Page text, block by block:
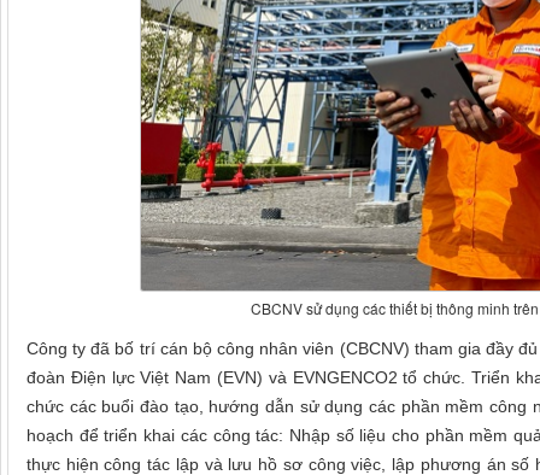
CBCNV sử dụng các thiết bị thông minh
Công ty đã bố trí cán bộ công nhân viên (CBCNV) tham gia đầy
đoàn Điện lực Việt Nam (EVN) và EVNGENCO2 tổ chức. Triển
chức các buổi đào tạo, hướng dẫn sử dụng các phần mềm
hoạch để triển khai các công tác: Nhập số liệu cho phần mềm
thực hiện công tác lập và lưu hồ sơ công việc, lập phương án